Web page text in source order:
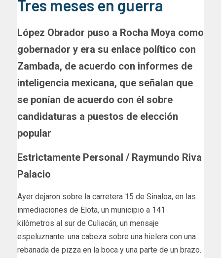
Tres meses en guerra
López Obrador puso a Rocha Moya como
gobernador y era su enlace político con
Zambada, de acuerdo con informes de
inteligencia mexicana, que señalan que
se ponían de acuerdo con él sobre
candidaturas a puestos de elección
popular
Estrictamente Personal / Raymundo Riva
Palacio
Ayer dejaron sobre la carretera 15 de Sinaloa, en las
inmediaciones de Elota, un municipio a 141
kilómetros al sur de Culiacán, un mensaje
espeluznante: una cabeza sobre una hielera con una
rebanada de pizza en la boca y una parte de un brazo.